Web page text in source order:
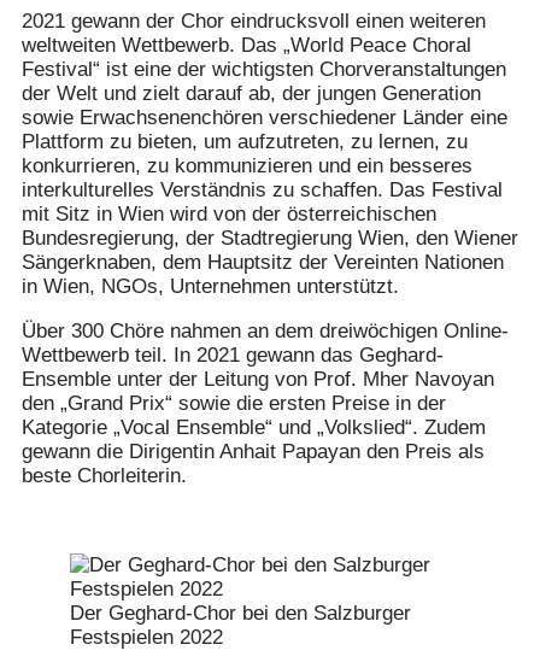
2021 gewann der Chor eindrucksvoll einen weiteren
weltweiten Wettbewerb. Das „World Peace Choral
Festival“ ist eine der wichtigsten Chorveranstaltungen
der Welt und zielt darauf ab, der jungen Generation
sowie Erwachsenenchören verschiedener Länder eine
Plattform zu bieten, um aufzutreten, zu lernen, zu
konkurrieren, zu kommunizieren und ein besseres
interkulturelles Verständnis zu schaffen. Das Festival
mit Sitz in Wien wird von der österreichischen
Bundesregierung, der Stadtregierung Wien, den Wiener
Sängerknaben, dem Hauptsitz der Vereinten Nationen
in Wien, NGOs, Unternehmen unterstützt.
Über 300 Chöre nahmen an dem dreiwöchigen Online-
Wettbewerb teil. In 2021 gewann das Geghard-
Ensemble unter der Leitung von Prof. Mher Navoyan
den „Grand Prix“ sowie die ersten Preise in der
Kategorie „Vocal Ensemble“ und „Volkslied“. Zudem
gewann die Dirigentin Anhait Papayan den Preis als
beste Chorleiterin.
Der Geghard-Chor bei den Salzburger
Festspielen 2022